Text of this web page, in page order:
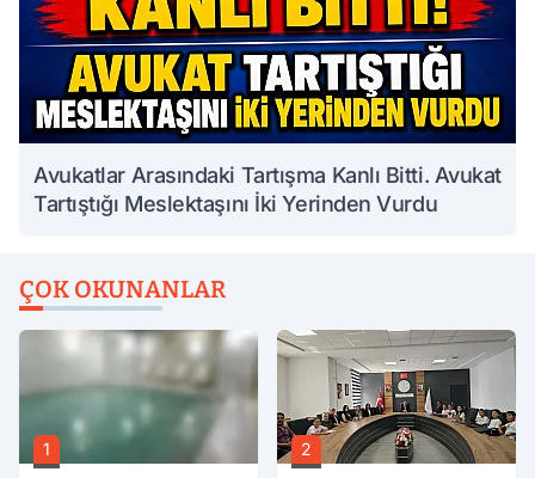
Avukatlar Arasındaki Tartışma Kanlı Bitti. Avukat
Tartıştığı Meslektaşını İki Yerinden Vurdu
ÇOK OKUNANLAR
1 2